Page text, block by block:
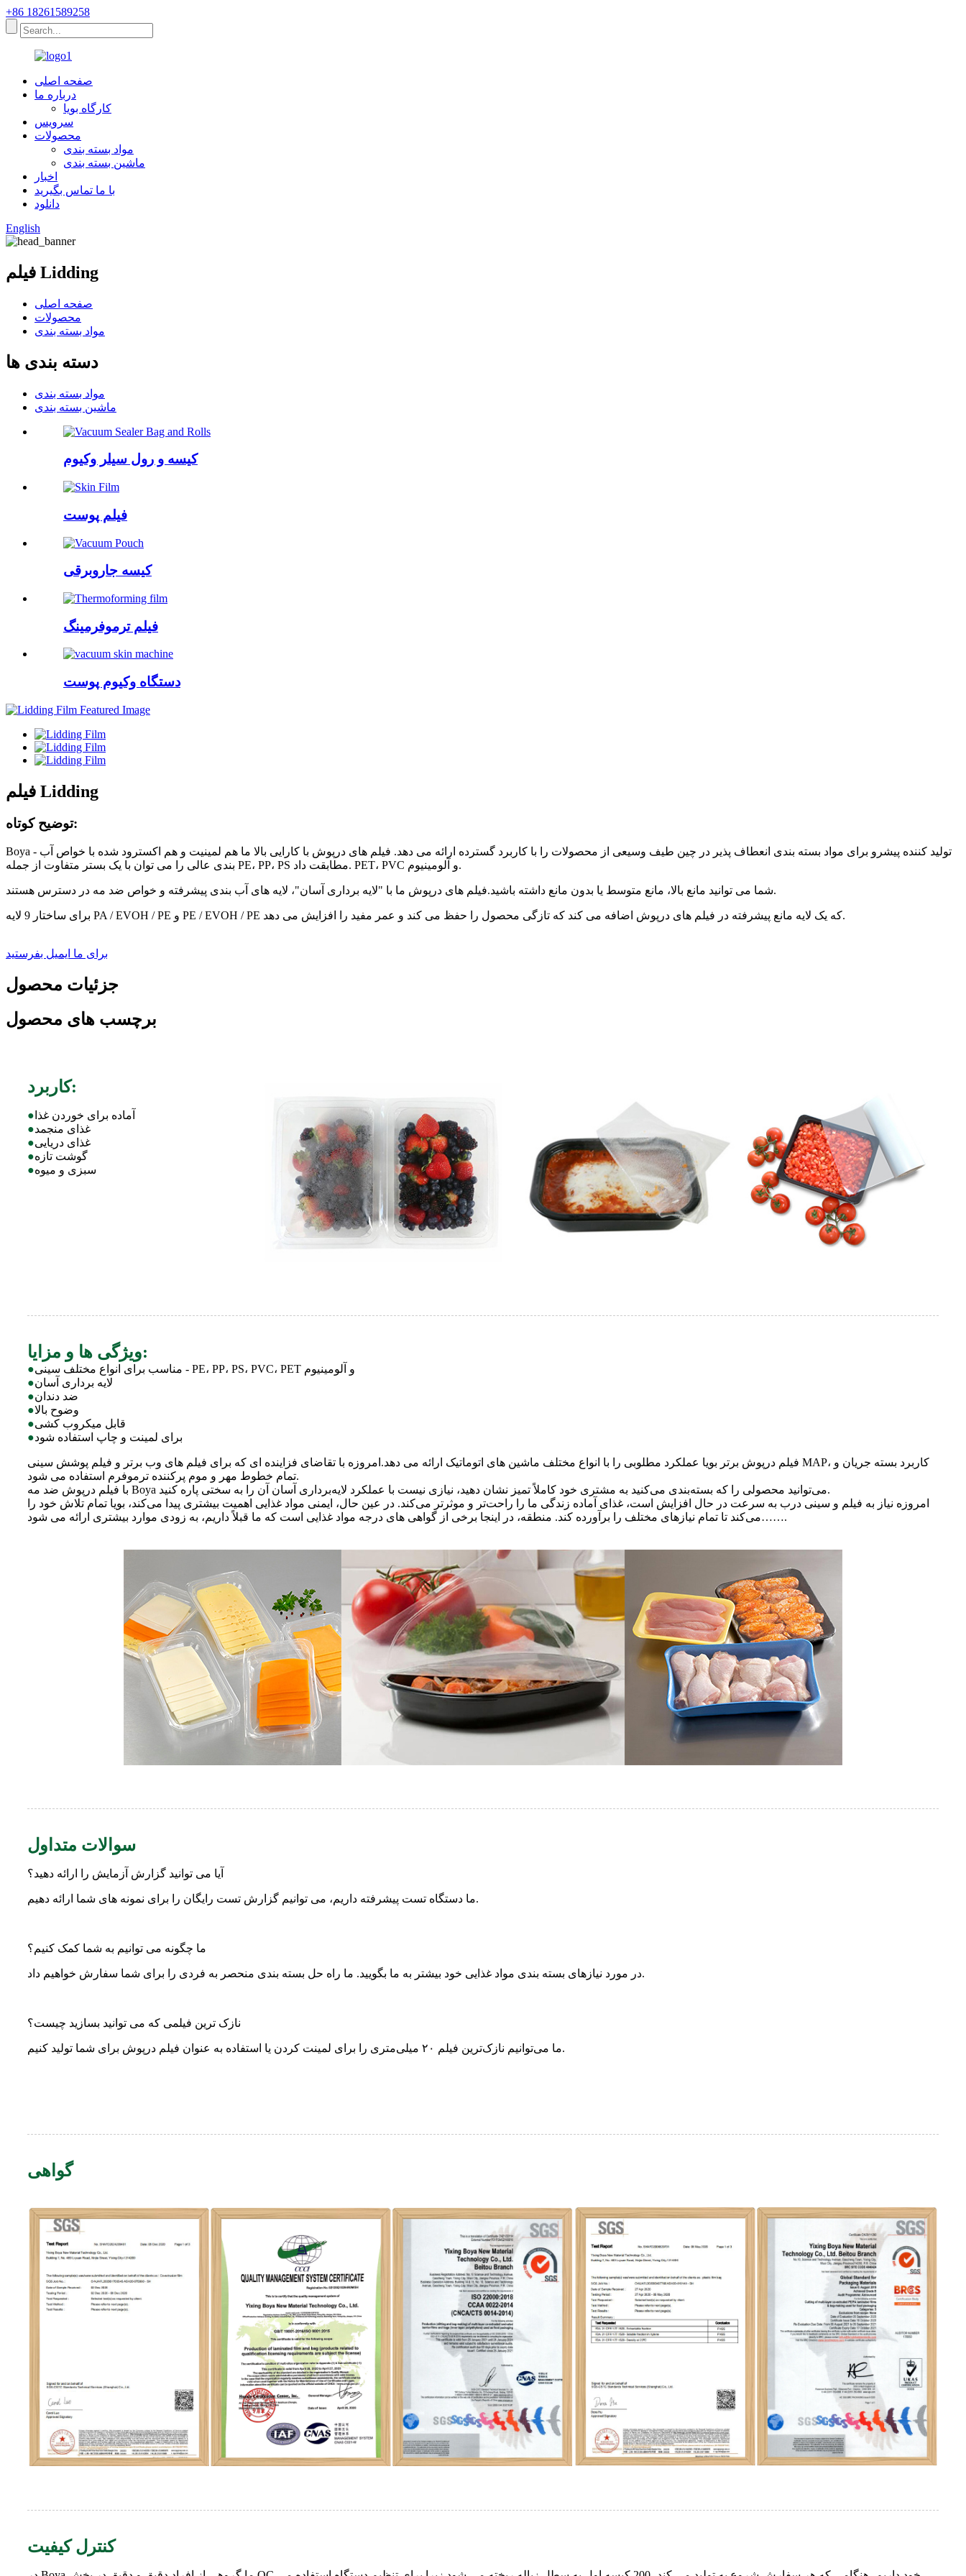
+86 18261589258
صفحه اصلی
درباره ما
کارگاه بویا
سرویس
محصولات
مواد بسته بندی
ماشین بسته بندی
اخبار
با ما تماس بگیرید
دانلود
English
فیلم Lidding
صفحه اصلی
محصولات
مواد بسته بندی
دسته بندی ها
مواد بسته بندی
ماشین بسته بندی
کیسه و رول سیلر وکیوم
فیلم پوست
کیسه جاروبرقی
فیلم ترموفرمینگ
دستگاه وکیوم پوست
فیلم Lidding
توضیح کوتاه:
Boya - تولید کننده پیشرو برای مواد بسته بندی انعطاف پذیر در چین طیف وسیعی از محصولات را با کاربرد گسترده ارائه می دهد. فیلم های درپوش با کارایی بالا ما هم لمینیت و هم اکسترود شده با خواص آب
بندی عالی را می توان با یک بستر متفاوت از جمله PE، PP، PS مطابقت داد. PET، PVC و آلومینیوم.
شما می توانید مانع بالا، مانع متوسط ​​یا بدون مانع داشته باشید.فیلم های درپوش ما با "لایه برداری آسان"، لایه های آب بندی پیشرفته و خواص ضد مه در دسترس هستند.
برای ساختار 9 لایه PA / EVOH / PE و PE / EVOH / PE که یک لایه مانع پیشرفته در فیلم های درپوش اضافه می کند که تازگی محصول را حفظ می کند و عمر مفید را افزایش می دهد.
برای ما ایمیل بفرستید
جزئیات محصول
برچسب های محصول
کاربرد:
● آماده برای خوردن غذا
●غذای منجمد
●غذای دریایی
●گوشت تازه
●سبزی و میوه
ویژگی ها و مزایا:
●
مناسب برای انواع مختلف سینی - PE، PP، PS، PVC، PET و آلومینیوم
●لایه برداری آسان
●ضد دندان
●وضوح بالا
●قابل میکروب کشی
●برای لمینت و چاپ استفاده شود
فیلم درپوش برتر بویا عملکرد مطلوبی را با انواع مختلف ماشین های اتوماتیک ارائه می دهد.امروزه با تقاضای فزاینده ای که برای فیلم های وب برتر و فیلم پوشش سینی MAP، کاربرد بسته جریان و
تمام خطوط مهر و موم پرکننده ترموفرم استفاده می شود.
با فیلم درپوش ضد مه Boya می‌توانید محصولی را که بسته‌بندی می‌کنید به مشتری خود کاملاً تمیز نشان دهید، نیازی نیست با عملکرد لایه‌برداری آسان آن را به سختی پاره کنید.
امروزه نیاز به فیلم و سینی درب به سرعت در حال افزایش است، غذای آماده زندگی ما را راحت‌تر و موثرتر می‌کند. در عین حال، ایمنی مواد غذایی اهمیت بیشتری پیدا می‌کند، بویا تمام تلاش خود را
می‌کند تا تمام نیازهای مختلف را برآورده کند. منطقه، در اینجا برخی از گواهی های درجه مواد غذایی است که ما قبلاً داریم، به زودی موارد بیشتری ارائه می شود…….
سوالات متداول
آیا می توانید گزارش آزمایش را ارائه دهید؟
ما دستگاه تست پیشرفته داریم، می توانیم گزارش تست رایگان را برای نمونه های شما ارائه دهیم.
ما چگونه می توانیم به شما کمک کنیم؟
در مورد نیازهای بسته بندی مواد غذایی خود بیشتر به ما بگویید. ما راه حل بسته بندی منحصر به فردی را برای شما سفارش خواهیم داد.
نازک ترین فیلمی که می توانید بسازید چیست؟
ما می‌توانیم نازک‌ترین فیلم ۲۰ میلی‌متری را برای لمینت کردن یا استفاده به عنوان فیلم درپوش برای شما تولید کنیم.
گواهی
کنترل کیفیت